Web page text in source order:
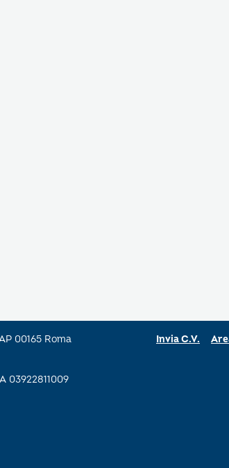
00165 Roma
03922811009
Invia C.V.